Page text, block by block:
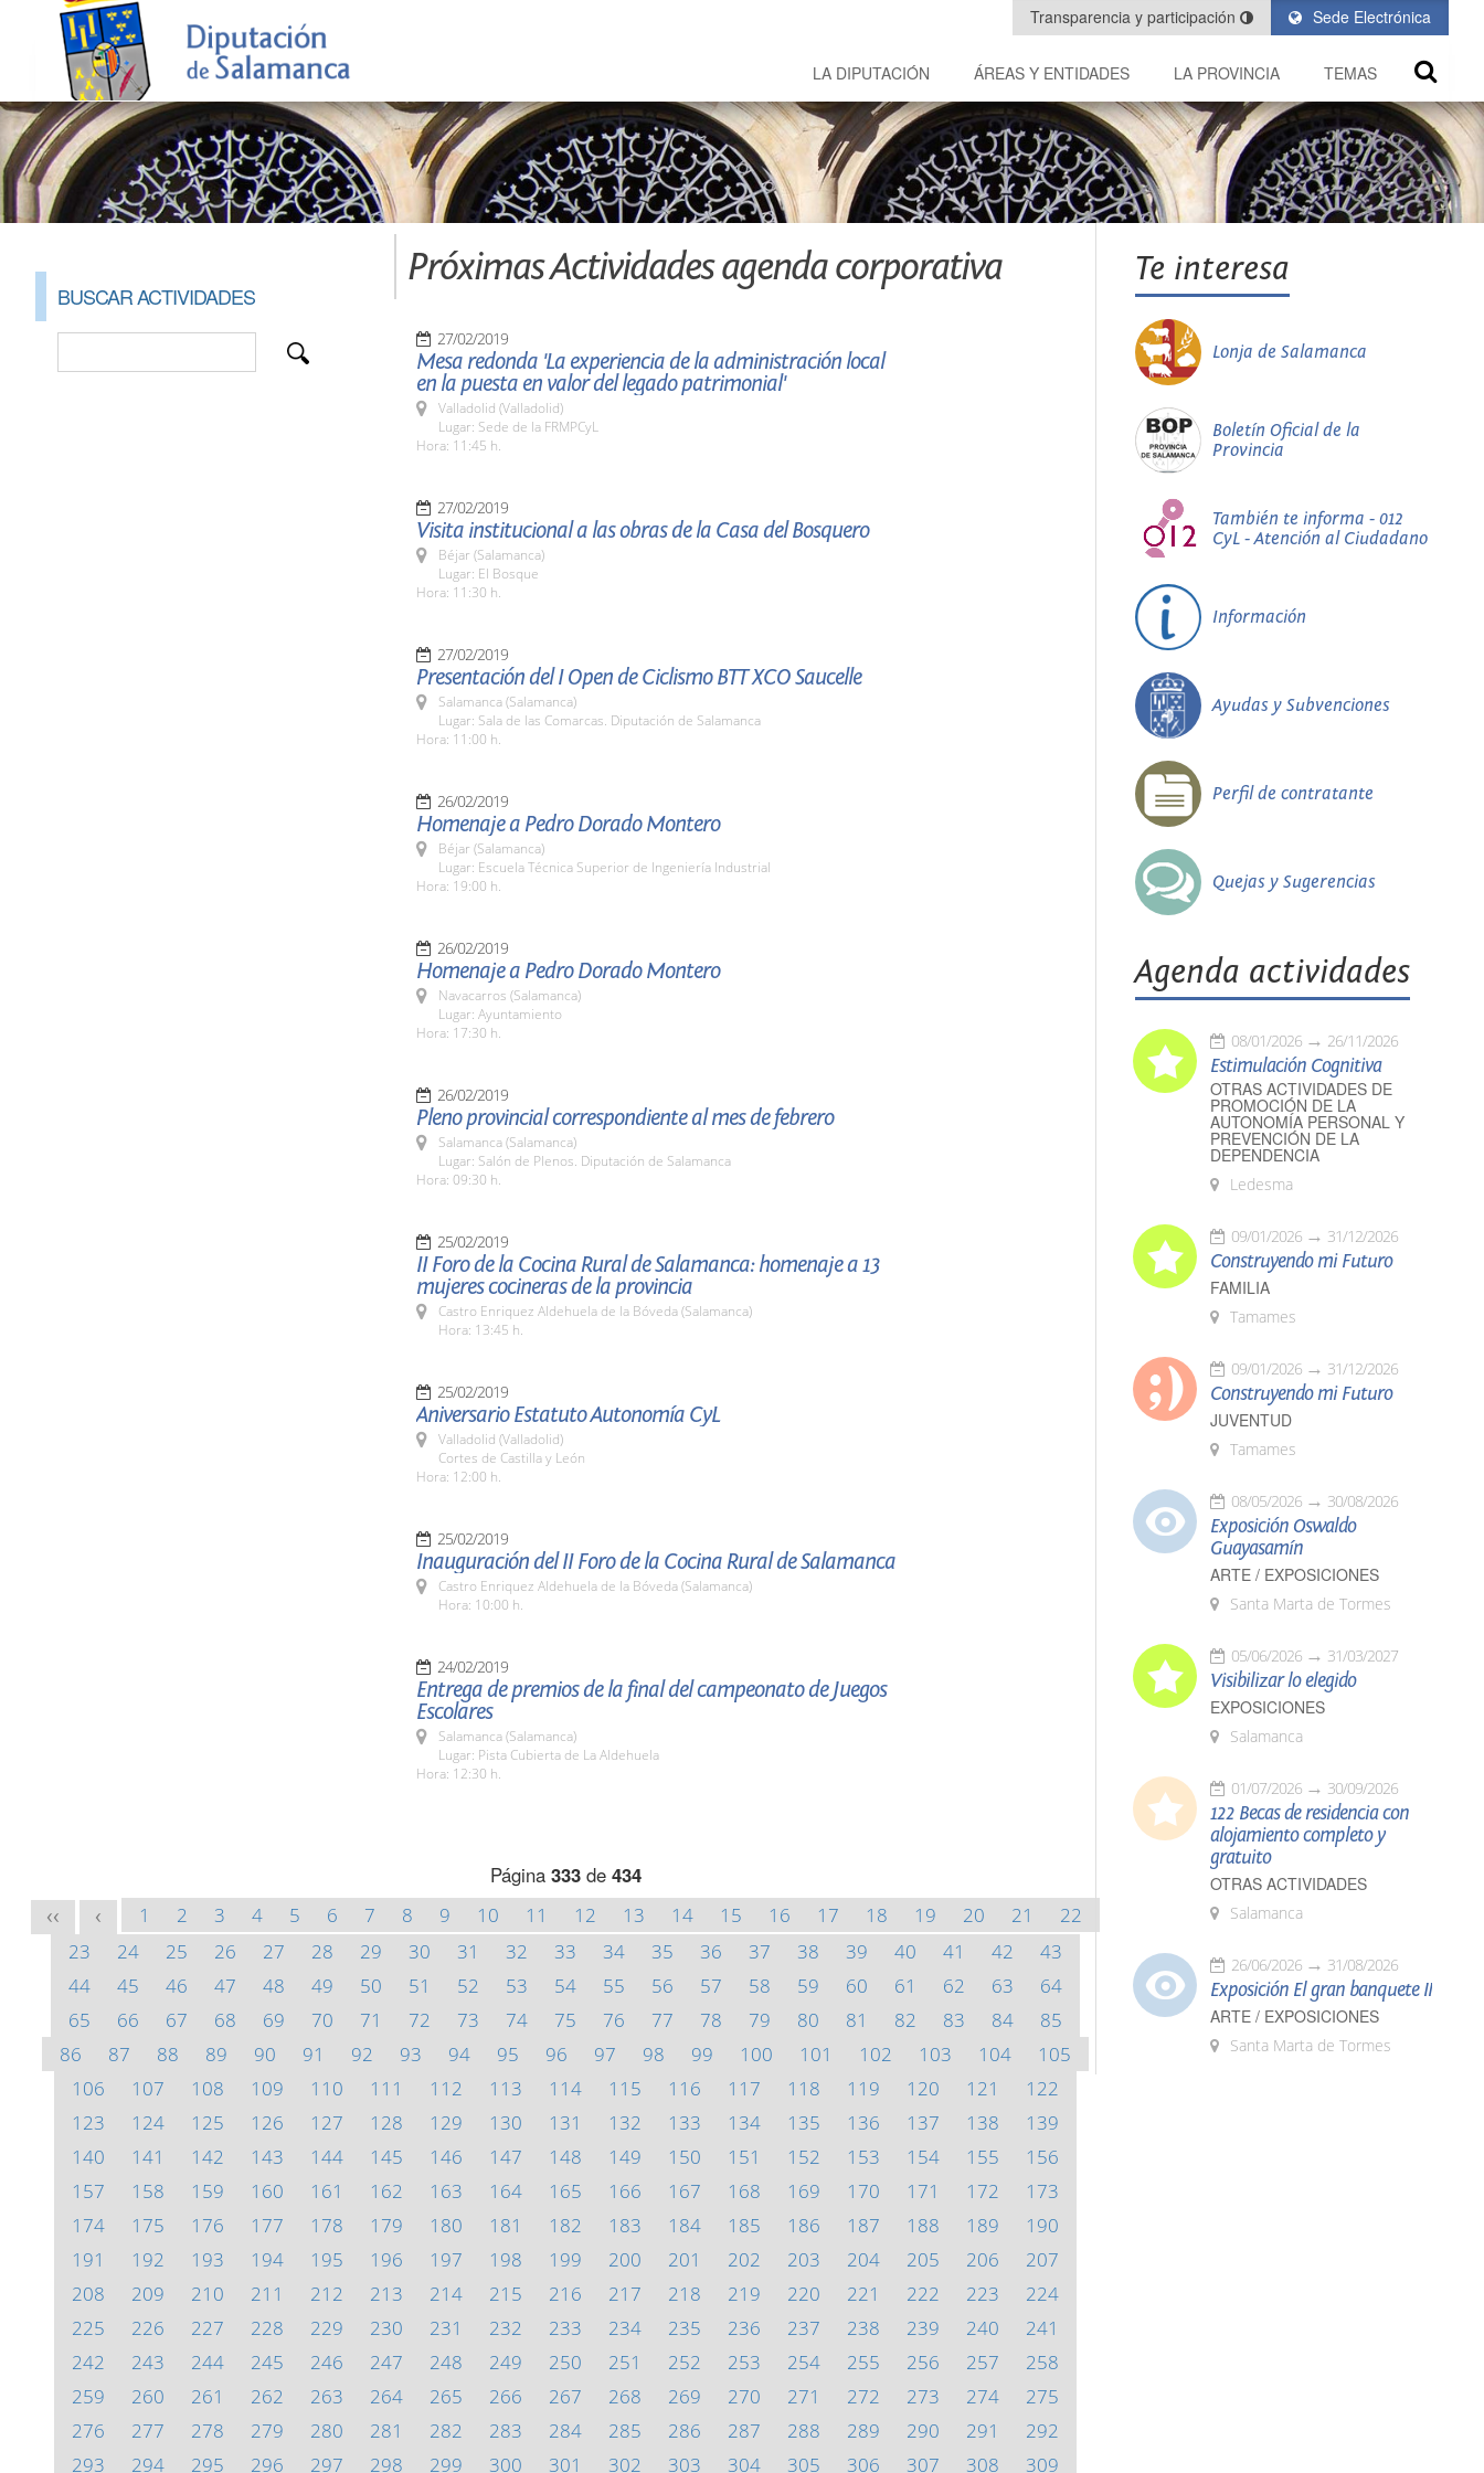
Sede Electrónica
Transparencia y participación
LA DIPUTACIÓN ÁREAS Y ENTIDADES LA PROVINCIA TEMAS
BUSCAR ACTIVIDADES
Próximas Actividades agenda corporativa
27/02/2019
Mesa redonda 'La experiencia de la administración local
en la puesta en valor del legado patrimonial'
Valladolid (Valladolid)
Lugar: Sede de la FRMPCyL
Hora: 11:45 h.
27/02/2019
Visita institucional a las obras de la Casa del Bosquero
Béjar (Salamanca)
Lugar: El Bosque
Hora: 11:30 h.
27/02/2019
Presentación del I Open de Ciclismo BTT XCO Saucelle
Salamanca (Salamanca)
Lugar: Sala de las Comarcas. Diputación de Salamanca
Hora: 11:00 h.
26/02/2019
Homenaje a Pedro Dorado Montero
Béjar (Salamanca)
Lugar: Escuela Técnica Superior de Ingeniería Industrial
Hora: 19:00 h.
26/02/2019
Homenaje a Pedro Dorado Montero
Navacarros (Salamanca)
Lugar: Ayuntamiento
Hora: 17:30 h.
26/02/2019
Pleno provincial correspondiente al mes de febrero
Salamanca (Salamanca)
Lugar: Salón de Plenos. Diputación de Salamanca
Hora: 09:30 h.
25/02/2019
II Foro de la Cocina Rural de Salamanca: homenaje a 13
mujeres cocineras de la provincia
Castro Enriquez Aldehuela de la Bóveda (Salamanca)
Hora: 13:45 h.
25/02/2019
Aniversario Estatuto Autonomía CyL
Valladolid (Valladolid)
Cortes de Castilla y León
Hora: 12:00 h.
25/02/2019
Inauguración del II Foro de la Cocina Rural de Salamanca
Castro Enriquez Aldehuela de la Bóveda (Salamanca)
Hora: 10:00 h.
24/02/2019
Entrega de premios de la final del campeonato de Juegos
Escolares
Salamanca (Salamanca)
Lugar: Pista Cubierta de La Aldehuela
Hora: 12:30 h.
Página 333de 434
<< < 1 2 3 4 5 6 7 8 9 10 11 12 13 14 15 16 17 18 19 20 21
22
23
24 25 26 27 28 29 30 31 32 33 34 35 36 37 38 39 40 41 42
43
44
45 46 47 48 49 50 51 52 53 54 55 56 57 58 59 60 61 62 63
64
65
66 67 68 69 70 71 72 73 74 75 76 77 78 79 80 81 82 83 84
85
86
87 88 89 90 91 92 93 94 95 96 97 98 99 100 101 102 103 104
105
106
107 108 109 110 111 112 113 114 115 116 117 118 119 120 121
122
123
124 125 126 127 128 129 130 131 132 133 134 135 136 137 138
139
140
141 142 143 144 145 146 147 148 149 150 151 152 153 154 155
156
157
158 159 160 161 162 163 164 165 166 167 168 169 170 171 172
173
174
175 176 177 178 179 180 181 182 183 184 185 186 187 188 189
190
191
192 193 194 195 196 197 198 199 200 201 202 203 204 205 206
207
208
209 210 211 212 213 214 215 216 217 218 219 220 221 222 223
224
225
226 227 228 229 230 231 232 233 234 235 236 237 238 239 240
241
242
243 244 245 246 247 248 249 250 251 252 253 254 255 256 257
258
259
260 261 262 263 264 265 266 267 268 269 270 271 272 273 274
275
276
277 278 279 280 281 282 283 284 285 286 287 288 289 290 291
292
293
294 295 296 297 298 299 300 301 302 303 304 305 306 307 308 309
Te interesa
Lonja de Salamanca
Boletín Oficial de la
Provincia
También te informa - 012
CyL - Atención al Ciudadano
Información
Ayudas y Subvenciones
Perfil de contratante
Quejas y Sugerencias
Agenda actividades
08/01/2026 26/11/2026
Estimulación Cognitiva
OTRAS ACTIVIDADES DE
PROMOCIÓN DE LA
AUTONOMÍA PERSONAL Y
PREVENCIÓN DE LA
DEPENDENCIA
Ledesma
09/01/2026 31/12/2026
Construyendo mi Futuro
FAMILIA
Tamames
09/01/2026 31/12/2026
Construyendo mi Futuro
JUVENTUD
Tamames
08/05/2026 30/08/2026
Exposición Oswaldo
Guayasamín
ARTE / EXPOSICIONES
Santa Marta de Tormes
05/06/2026 31/03/2027
Visibilizar lo elegido
EXPOSICIONES
Salamanca
01/07/2026 30/09/2026
122 Becas de residencia con
alojamiento completo y
gratuito
OTRAS ACTIVIDADES
Salamanca
26/06/2026 31/08/2026
Exposición El gran banquete II
ARTE / EXPOSICIONES
Santa Marta de Tormes